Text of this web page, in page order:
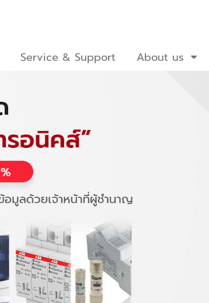
Service & Support About us